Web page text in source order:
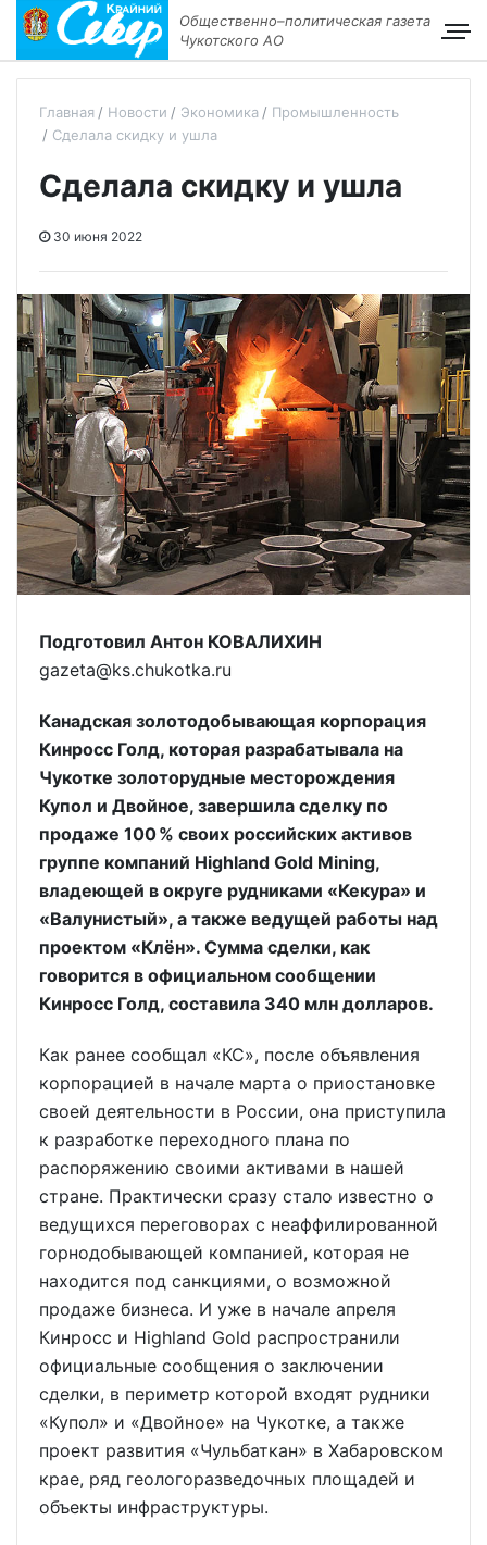
Общественно–политическая газета
Чукотского АО
Главная Новости Экономика
Промышленность
Сделала скидку и ушла
Сделала скидку и ушла
30 июня 2022
Подготовил Антон КОВАЛИХИН
gazeta@ks.chukotka.ru
Канадская золотодобывающая корпорация
Кинросс Голд, которая разрабатывала на
Чукотке золоторудные месторождения
Купол и Двойное, завершила сделку по
продаже 100 % своих российских активов
группе компаний Highland Gold Mining,
владеющей в округе рудниками «Кекура» и
«Валунистый», а также ведущей работы над
проектом «Клён». Сумма сделки, как
говорится в официальном сообщении
Кинросс Голд, составила 340 млн долларов.
Как ранее сообщал «КС», после объявления
корпорацией в начале марта о приостановке
своей деятельности в России, она приступила
к разработке переходного плана по
распоряжению своими активами в нашей
стране. Практически сразу стало известно о
ведущихся переговорах с неаффилированной
горнодобывающей компанией, которая не
находится под санкциями, о возможной
продаже бизнеса. И уже в начале апреля
Кинросс и Highland Gold распространили
официальные сообщения о заключении
сделки, в периметр которой входят рудники
«Купол» и «Двойное» на Чукотке, а также
проект развития «Чульбаткан» в Хабаровском
крае, ряд геологоразведочных площадей и
объекты инфраструктуры.